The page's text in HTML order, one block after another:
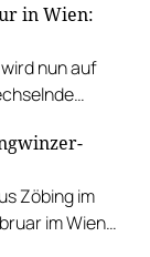
in Wien:
nun auf
Zöbing im
im Wiener